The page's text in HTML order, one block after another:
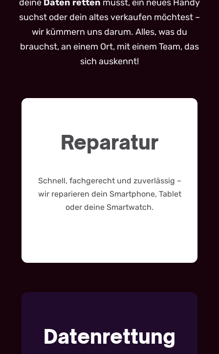
deine Daten retten musst, ein neues Handy
suchst oder dein altes verkaufen möchtest –
wir kümmern uns darum. Alles, was du
brauchst, an einem Ort, mit einem Team, das
sich auskennt!
Reparatur
Schnell, fachgerecht und zuverlässig –
wir reparieren dein Smartphone, Tablet
oder deine Smartwatch.
Datenrettung